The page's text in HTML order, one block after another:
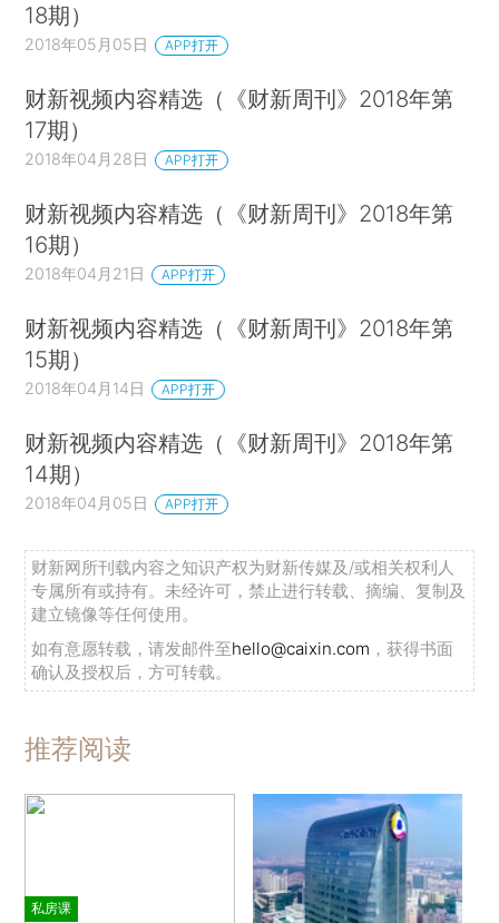
18期）
2018年05月05日 APP打开
财新视频内容精选（《财新周刊》2018年第
17期）
2018年04月28日 APP打开
财新视频内容精选（《财新周刊》2018年第
16期）
2018年04月21日 APP打开
财新视频内容精选（《财新周刊》2018年第
15期）
2018年04月14日 APP打开
财新视频内容精选（《财新周刊》2018年第
14期）
2018年04月05日 APP打开
财新网所刊载内容之知识产权为财新传媒及/或相关权利人
专属所有或持有。未经许可，禁止进行转载、摘编、复制及
建立镜像等任何使用。
如有意愿转载，请发邮件至hello@caixin.com ，获得书面
确认及授权后，方可转载。
推荐阅读
私房课